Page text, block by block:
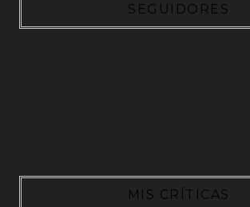
SEGUIDORES
MIS CRÍTICAS